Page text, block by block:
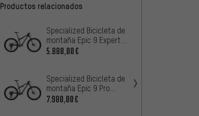
Productos relacionados
Specialized Bicicleta de
montaña Epic 9 Expert
Carbon 29"
5.880,00€
Specialized Bicicleta de
montaña Epic 9 Pro
Carbon 29"
7.980,00€